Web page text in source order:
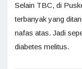
Selain TBC, di
terbanyak yang
nafas atas. Jadi
diabetes melitus.